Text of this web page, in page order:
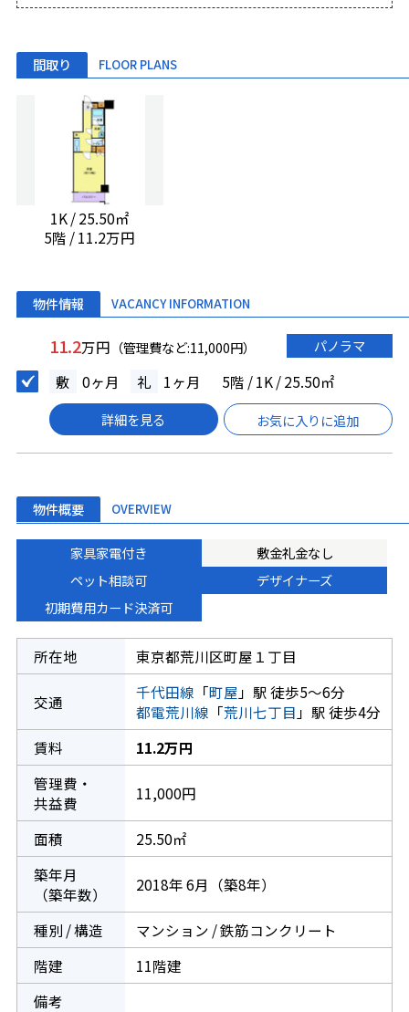
間取り FLOOR PLANS
1K / 25.50㎡
5階 / 11.2万円
物件情報 VACANCY INFORMATION
11.2万円 （管理費など:11,000円） パノラマ
敷 0ヶ月 礼 1ヶ月 5階 / 1K / 25.50㎡
詳細を見る お気に入りに追加
物件概要 OVERVIEW
家具家電付き
敷金礼金なし
ペット相談可
デザイナーズ
初期費用カード決済可
所在地 東京都荒川区町屋１丁目
交通 千代田線 「町屋 」駅 徒歩5～6分
都電荒川線 「荒川七丁目 」駅 徒歩4分
賃料
11.2万円
管理費・
共益費
11,000円
面積
25.50㎡
築年月
（築年数）
2018年 6月（築8年）
種別 / 構造
マンション / 鉄筋コンクリート
階建
11階建
備考